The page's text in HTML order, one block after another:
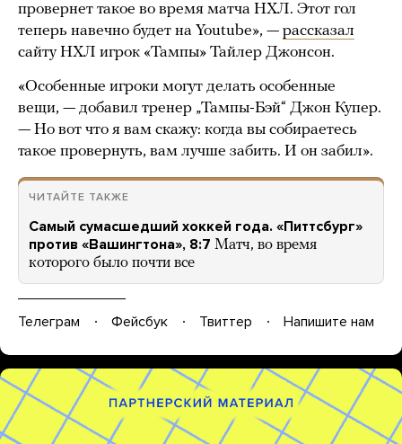
провернет такое во время матча НХЛ. Этот гол
теперь навечно будет на Youtube», — рассказал
сайту НХЛ игрок «Тампы» Тайлер Джонсон.
«Особенные игроки могут делать особенные
вещи, — добавил тренер „Тампы-Бэй“ Джон Купер.
— Но вот что я вам скажу: когда вы собираетесь
такое провернуть, вам лучше забить. И он забил».
ЧИТАЙТЕ ТАКЖЕ
Самый сумасшедший хоккей года. «Питтсбург»
против «Вашингтона», 8:7 Матч, во время
которого было почти все
Телеграм Фейсбук Твиттер Напишите нам